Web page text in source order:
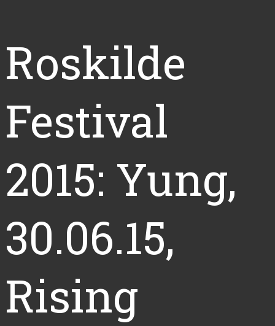
Roskilde
Festival
2015: Yung,
30.06.15,
Rising